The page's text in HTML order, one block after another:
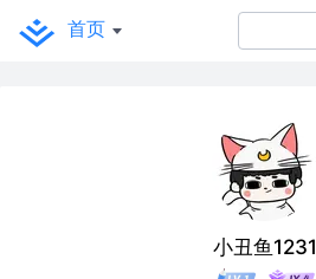
首页
小丑鱼1231